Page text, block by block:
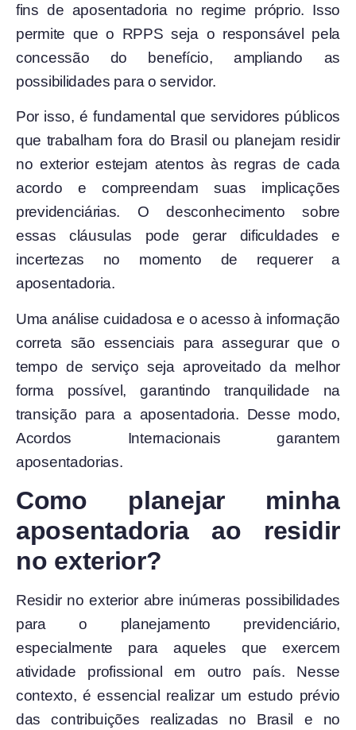
fins de aposentadoria no regime próprio. Isso
permite que o RPPS seja o responsável pela
concessão do benefício, ampliando as
possibilidades para o servidor.
Por isso, é fundamental que servidores públicos
que trabalham fora do Brasil ou planejam residir
no exterior estejam atentos às regras de cada
acordo e compreendam suas implicações
previdenciárias. O desconhecimento sobre
essas cláusulas pode gerar dificuldades e
incertezas no momento de requerer a
aposentadoria.
Uma análise cuidadosa e o acesso à informação
correta são essenciais para assegurar que o
tempo de serviço seja aproveitado da melhor
forma possível, garantindo tranquilidade na
transição para a aposentadoria. Desse modo,
Acordos Internacionais garantem
aposentadorias.
Como planejar minha
aposentadoria ao residir
no exterior?
Residir no exterior abre inúmeras possibilidades
para o planejamento previdenciário,
especialmente para aqueles que exercem
atividade profissional em outro país. Nesse
contexto, é essencial realizar um estudo prévio
das contribuições realizadas no Brasil e no